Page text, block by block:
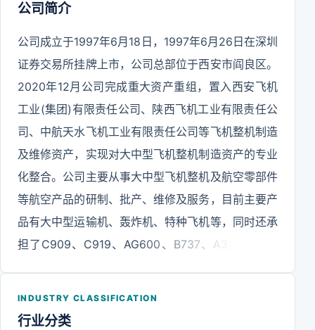
公司简介
公司成立于1997年6月18日，1997年6月26日在深圳
证券交易所挂牌上市，公司总部位于西安市阎良区。
2020年12月公司完成重大资产重组，置入西安飞机
工业(集团)有限责任公司、陕西飞机工业有限责任公
司、中航天水飞机工业有限责任公司等飞机整机制造
及维修资产，实现对大中型飞机整机制造资产的专业
化整合。公司主要从事大中型飞机整机及航空零部件
等航空产品的研制、批产、维修及服务，目前主要产
品有大中型运输机、轰炸机、特种飞机等，同时还承
担了C909、C919、AG600、B737、A320等国内
用飞机有限责任公司、中航通用飞机有限责任公司等
INDUSTRY CLASSIFICATION
行业分类